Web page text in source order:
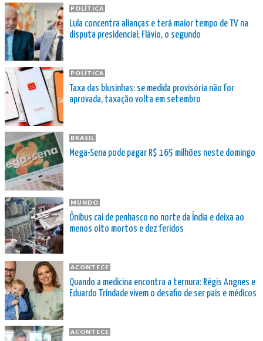
POLÍTICA
Lula concentra alianças e terá maior tempo de TV na
disputa presidencial; Flávio, o segundo
POLÍTICA
Taxa das blusinhas: se medida provisória não for
aprovada, taxação volta em setembro
BRASIL
Mega-Sena pode pagar R$ 165 milhões neste domingo
MUNDO
Ônibus cai de penhasco no norte da Índia e deixa ao
menos oito mortos e dez feridos
ACONTECE
Quando a medicina encontra a ternura: Régis Angnes e
Eduardo Trindade vivem o desafio de ser pais e médicos
ACONTECE